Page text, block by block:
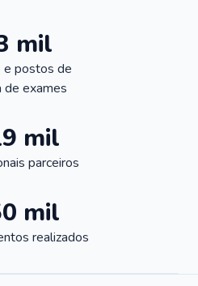
mil
e postos de
de exames
mil
parceiros
mil
realizados